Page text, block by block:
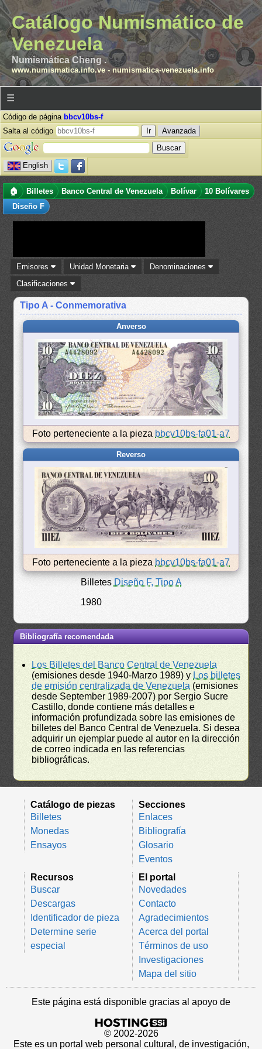
Catálogo Numismático de
Venezuela
Numismática Cheng .
www.numismatica.info.ve- numismatica-venezuela.info
☰
Código de página bbcv10bs-f
Salta al código
Avanzada
English
🏠 Billetes Banco Central de Venezuela Bolívar
10 Bolívares
Diseño F
Emisores Unidad Monetaria
Denominaciones
Clasificaciones
Tipo A - Conmemorativa
Anverso
Foto perteneciente a la pieza bbcv10bs-fa01-a7
Reverso
Foto perteneciente a la pieza bbcv10bs-fa01-a7
Billetes Diseño F, Tipo A
1980
Bibliografía recomendada
Los Billetes del Banco Central de Venezuela
(emisiones desde 1940-Marzo 1989) y Los billetes
de emisión centralizada de Venezuela (emisiones
desde September 1989-2007) por Sergio Sucre
Castillo, donde contiene más detalles e
información profundizada sobre las emisiones de
billetes del Banco Central de Venezuela. Si desea
adquirir un ejemplar puede al autor en la dirección
de correo indicada en las referencias
bibliográficas.
Catálogo de piezas
Billetes
Monedas
Ensayos
Secciones
Enlaces
Bibliografía
Glosario
Eventos
Recursos
Buscar
Descargas
Identificador de pieza
Determine serie
especial
El portal
Novedades
Contacto
Agradecimientos
Acerca del portal
Términos de uso
Investigaciones
Mapa del sitio
Este página está disponible gracias al apoyo de
© 2002-2026
Este es un portal web personal cultural, de investigación,